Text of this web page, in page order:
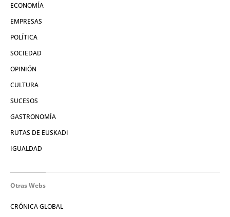
ECONOMÍA
EMPRESAS
POLÍTICA
SOCIEDAD
OPINIÓN
CULTURA
SUCESOS
GASTRONOMÍA
RUTAS DE EUSKADI
IGUALDAD
Otras Webs
CRÓNICA GLOBAL